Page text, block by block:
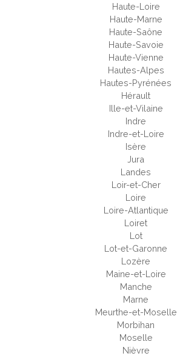
Haute-Loire
Haute-Marne
Haute-Saône
Haute-Savoie
Haute-Vienne
Hautes-Alpes
Hautes-Pyrénées
Hérault
Ille-et-Vilaine
Indre
Indre-et-Loire
Isère
Jura
Landes
Loir-et-Cher
Loire
Loire-Atlantique
Loiret
Lot
Lot-et-Garonne
Lozère
Maine-et-Loire
Manche
Marne
Meurthe-et-Moselle
Morbihan
Moselle
Nièvre